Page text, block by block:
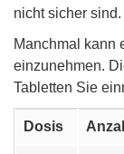
nicht sicher sind.
Manchmal kann
einzunehmen.
Tabletten Sie
Dosis